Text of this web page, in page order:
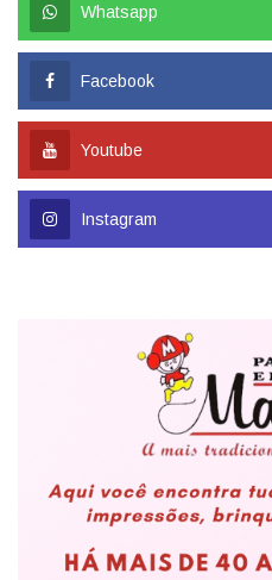
Whatsapp
Facebook
Youtube
Instagram